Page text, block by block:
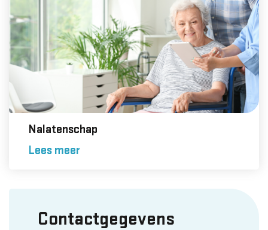
Nalatenschap
Lees meer
Contactgegevens